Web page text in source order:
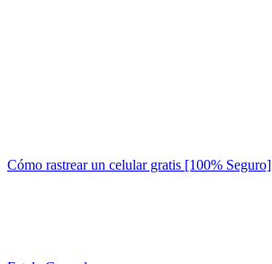
Cómo rastrear un celular gratis [100% Seguro]